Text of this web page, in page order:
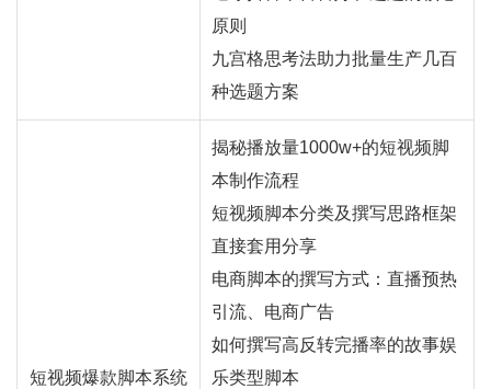
原则
九宫格思考法助力批量生产几百
种选题方案
短视频爆款脚本系统
揭秘播放量1000w+的短视频脚
本制作流程
短视频脚本分类及撰写思路框架
直接套用分享
电商脚本的撰写方式： 直播预热
引流、电商广告
如何撰写高反转完播率的故事娱
乐类型脚本